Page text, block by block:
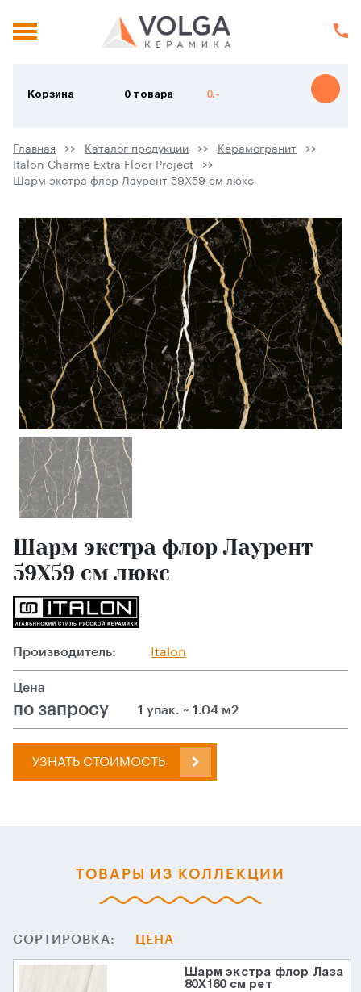
Корзина 0 товара 0.-
Главная Каталог продукции
Керамогранит
Italon Charme Extra Floor Project
Шарм экстра флор Лаурент 59X59 см люкс
Шарм экстра флор Лаурент
59X59 см люкс
Производитель: Italon
Цена
по запросу 1 упак. ~ 1.04 м2
УЗНАТЬ СТОИМОСТЬ
ТОВАРЫ ИЗ КОЛЛЕКЦИИ
СОРТИРОВКА: ЦЕНА
Шарм экстра флор Лаза
80X160 см рет